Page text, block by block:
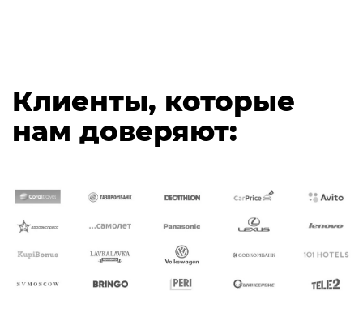
Клиенты, которые
нам доверяют: